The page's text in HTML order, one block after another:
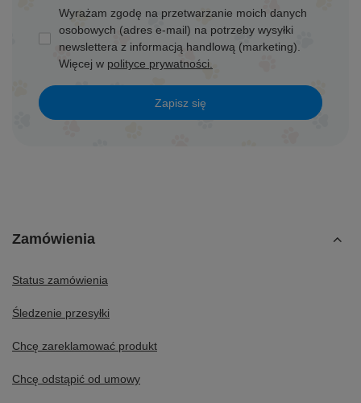
Wyrażam zgodę na przetwarzanie moich danych
osobowych (adres e-mail) na potrzeby wysyłki
newslettera z informacją handlową (marketing).
Więcej w polityce prywatności.
Zapisz się
Zamówienia
Status zamówienia
Śledzenie przesyłki
Chcę zareklamować produkt
Chcę odstąpić od umowy